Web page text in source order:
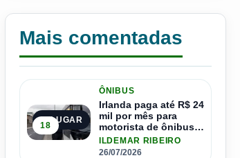
Mais comentadas
1º LUGAR
18
ÔNIBUS
Irlanda paga até R$ 24
mil por mês para
motorista de ônibus e
pode contratar até
1.500 motoristas
ILDEMAR RIBEIRO
26/07/2026